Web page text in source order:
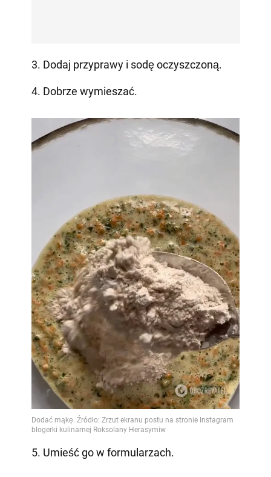
3. Dodaj przyprawy i sodę oczyszczoną.
4. Dobrze wymieszać.
5. Umieść go w formularzach.